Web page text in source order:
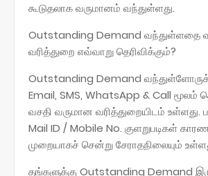
கூடுதலாக வருமானம் வந்துள்ளது.
Outstanding Demand வந்துள்ளதை
வரித்துறை எவ்வாறு தெரிவிக்கும்?
Outstanding Demand
Email, SMS, WhatsApp & Call மூலம்
வசதி வருமான வரித்துறையிடம் உள்ளது.
Mail ID / Mobile No. குளறுபடிகள்
முறையாகச் சென்று சேராதநிலையும்
தங்களுக்கு Outstanding Demand